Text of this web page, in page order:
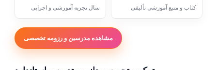
کتاب و منبع آموزشی تألیفی سال تجربه آموزشی و اجرایی
مشاهده مدرسین و رزومه تخصصی